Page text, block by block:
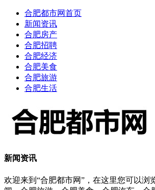
合肥都市网首页
新闻资讯
合肥房产
合肥招聘
合肥经济
合肥美食
合肥旅游
合肥生活
新闻资讯
欢迎来到“合肥都市网”，在这里您可以浏